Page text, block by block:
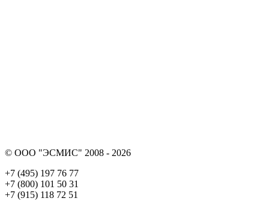
© ООО "ЭСМИС" 2008 - 2026
+7 (495) 197 76 77
+7 (800) 101 50 31
+7 (915) 118 72 51